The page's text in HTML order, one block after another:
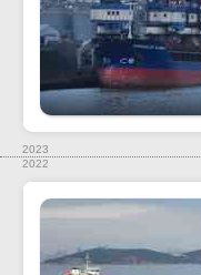
2023
2022